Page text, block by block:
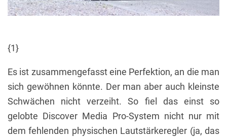
{1}
Es ist zusammengefasst eine Perfektion, an die man
sich gewöhnen könnte. Der man aber auch kleinste
Schwächen nicht verzeiht. So fiel das einst so
gelobte Discover Media Pro-System nicht nur mit
dem fehlenden physischen Lautstärkeregler (ja, das